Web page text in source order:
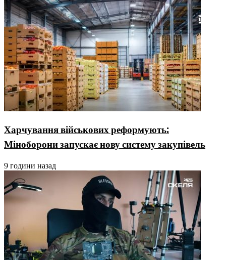
Харчування військових реформують:
Міноборони запускає нову систему закупівель
9 години назад